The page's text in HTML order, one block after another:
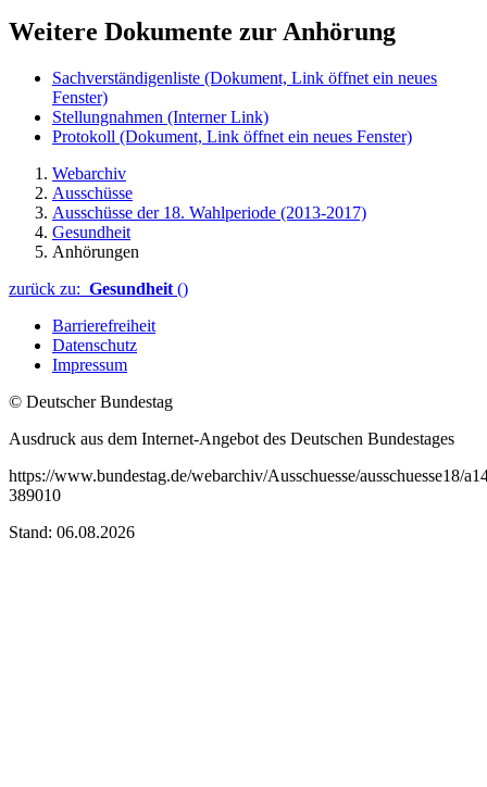
Weitere Dokumente zur Anhörung
Sachverständigenliste (Dokument, Link öffnet ein neues
Fenster)
Stellungnahmen (Interner Link)
Protokoll (Dokument, Link öffnet ein neues Fenster)
Webarchiv
Ausschüsse
Ausschüsse der 18. Wahlperiode (2013-2017)
Gesundheit
Anhörungen
zurück zu: Gesundheit ()
Barrierefreiheit
Datenschutz
Impressum
© Deutscher Bundestag
Ausdruck aus dem Internet-Angebot des Deutschen Bundestages
https://www.bundestag.de/webarchiv/Ausschuesse/ausschuesse18/
389010
Stand: 06.08.2026